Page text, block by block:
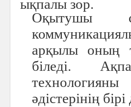
ықпалы зор.
Оқытушы
арқылы оның
біледі.
әдістерінің